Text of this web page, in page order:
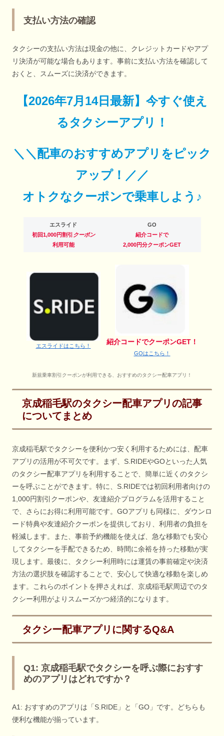
支払い方法の確認
タクシーの支払い方法は現金の他に、クレジットカードやアプ
リ決済が可能な場合もあります。事前に支払い方法を確認して
おくと、スムーズに決済ができます。
【2026年7月14日最新】 今すぐ使え
るタクシーアプリ！
＼＼配車のおすすめアプリをピック
アップ！／／
オトクなクーポンで乗車しよう♪
エスライド
初回1,000円割引 クーポン
利用可能
GO
紹介コードで
2,000円分クーポンGET
エスライドはこちら！
紹介コードでクーポンGET！
GOはこちら！
新規乗車割引クーポンが利用できる、おすすめのタクシー配車アプリ！
京成稲毛駅のタクシー配車アプリの記事
についてまとめ
京成稲毛駅でタクシーを便利かつ安く利用するためには、配車
アプリの活用が不可欠です。まず、S.RIDEやGOといった人気
のタクシー配車アプリを利用することで、簡単に近くのタクシ
ーを呼ぶことができます。特に、S.RIDEでは初回利用者向けの
1,000円割引クーポンや、友達紹介プログラムを活用すること
で、さらにお得に利用可能です。GOアプリも同様に、ダウンロ
ード特典や友達紹介クーポンを提供しており、利用者の負担を
軽減します。また、事前予約機能を使えば、急な移動でも安心
してタクシーを手配できるため、時間に余裕を持った移動が実
現します。最後に、タクシー利用時には運賃の事前確定や決済
方法の選択肢を確認することで、安心して快適な移動を楽しめ
ます。これらのポイントを押さえれば、京成稲毛駅周辺でのタ
クシー利用がよりスムーズかつ経済的になります。
タクシー配車アプリに関するQ&A
Q1: 京成稲毛駅でタクシーを呼ぶ際におすす
めのアプリはどれですか？
A1: おすすめのアプリは「S.RIDE」と「GO」です。どちらも
便利な機能が揃っています。